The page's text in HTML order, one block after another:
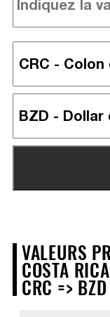
VALEURS
COSTA
CRC => BZD